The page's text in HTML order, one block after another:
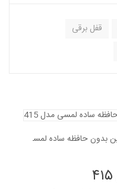
قفل برقی